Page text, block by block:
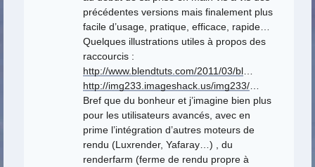
précédentes versions mais finalement plus
facile d’usage, pratique, efficace, rapide…
Quelques illustrations utiles à propos des
raccourcis :
http://www.blendtuts.com/2011/03/bl…
http://img233.imageshack.us/img233/…
Bref que du bonheur et j’imagine bien plus
pour les utilisateurs avancés, avec en
prime l’intégration d’autres moteurs de
rendu (Luxrender, Yafaray…) , du
renderfarm (ferme de rendu propre à